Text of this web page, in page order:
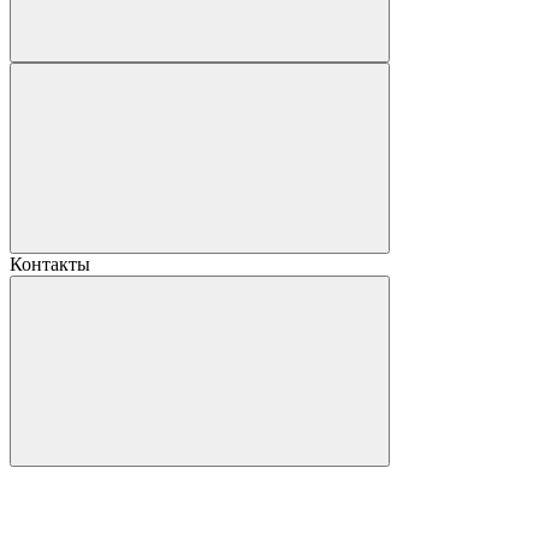
Контакты